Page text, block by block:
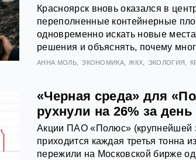
Красноярск вновь оказался в
переполненные контейнерные
одновременно искать новые
решения и объяснять, почему
АННА МОЛЬ ЭКОНОМИКА ЖКХ ЭКОЛОГИЯ
«Черная среда» для
рухнули на 26% за день
Акции ПАО «Полюс» (крупнейшей
приходится каждая третья тонна
пережили на Московской бирже